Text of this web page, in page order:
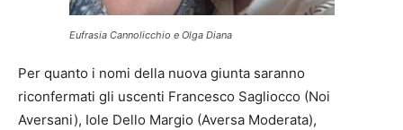
Eufrasia Cannolicchio e Olga Diana
Per quanto i nomi della nuova giunta saranno
riconfermati gli uscenti Francesco Sagliocco (Noi
Aversani), Iole Dello Margio (Aversa Moderata),